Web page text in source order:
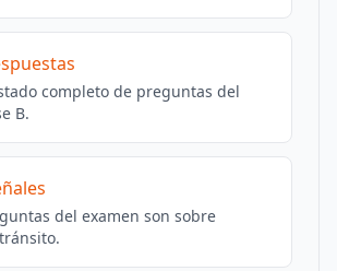
completo de preguntas del
B.
del examen son sobre